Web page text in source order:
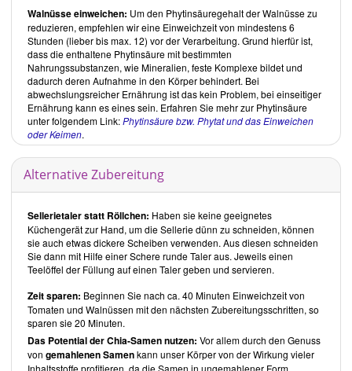
lediglich durch die Fermentation "wiederbelebte" Kochkost.
Insgesamt eine umfangreiche Zusammenstellung unterschiedlichster,
internationaler, roh-veganer Rezepte, die nur zum Teil alltagstauglich
sind. Aufgrund zum Teil ungenauer Angaben, sind die Rezepte nur
für den erfahrenen Rohköstler geeignet.
Sie finden die Rezepte unter kraftort-rohkostkueche.de.
Über die Bloggerin
Lena Erlmann
konnte durch Umstellung ihrer Ernährung zur
Rohkosternährung unter anderem ihre Neurodermitis und diverse
Allergien heilen. Neben dem Beruf als Sozial-/Heilpädagogin istLena
Erlmannals ganzheitliche Gesundheitsberaterin und Bloggerin für
Vegane- und Rohkosternährung tätig.
Der BlogKraftort RohkostküchevonLena Erlmannbesteht aus 4
Hauptbereichen:
Blog
Rezepte
Empfehlungen zu Rohkostdealern und Geräten
Shop (noch im Aufbau)
Die Rezepte sind in 12 verschiedene Kapitel untergliedert:
Getränke
Walnüsse einweichen: Um den Phytinsäuregehalt der Walnüsse zu
reduzieren, empfehlen wir eine Einweichzeit von mindestens 6
Stunden (lieber bis max. 12) vor der Verarbeitung. Grund hierfür ist,
dass die enthaltene Phytinsäure mit bestimmten
Nahrungssubstanzen, wie Mineralien, feste Komplexe bildet und
dadurch deren Aufnahme in den Körper behindert. Bei
abwechslungsreicher Ernährung ist das kein Problem, bei einseitiger
Ernährung kann es eines sein. Erfahren Sie mehr zur Phytinsäure
unter folgendem Link:Phytinsäure bzw. Phytat und das Einweichen
oder Keimen.
Alternative Zubereitung
Sellerietaler statt Röllchen: Haben sie keine geeignetes
Küchengerät zur Hand, um die Sellerie dünn zu schneiden, können
sie auch etwas dickere Scheiben verwenden. Aus diesen schneiden
Sie dann mit Hilfe einer Schere runde Taler aus. Jeweils einen
Teelöffel der Füllung auf einen Taler geben und servieren.
Zeit sparen: Beginnen Sie nach ca. 40 Minuten Einweichzeit von
Tomaten und Walnüssen mit den nächsten Zubereitungsschritten, so
sparen sie 20 Minuten.
Das Potential der Chia-Samen nutzen: Vor allem durch den Genuss
von gemahlenen Samenkann unser Körper von der Wirkung vieler
Inhaltsstoffe profitieren, da die Samen in ungemahlener Form